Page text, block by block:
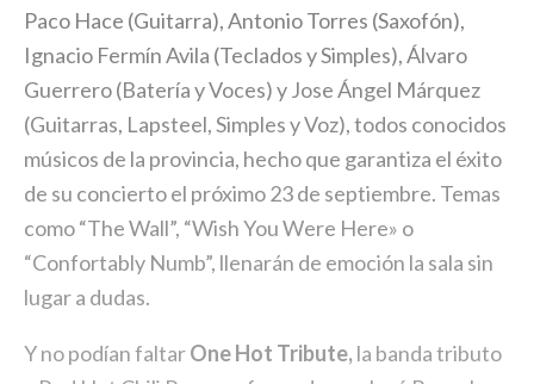
Paco Hace (Guitarra), Antonio Torres (Saxofón),
Ignacio Fermín Avila (Teclados y Simples), Álvaro
Guerrero (Batería y Voces) y Jose Ángel Márquez
(Guitarras, Lapsteel, Simples y Voz), todos conocidos
músicos de la provincia, hecho que garantiza el éxito
de su concierto el próximo 23 de septiembre. Temas
como “The Wall”, “Wish You Were Here» o
“Confortably Numb”, llenarán de emoción la sala sin
lugar a dudas.
Y no podían faltarOne Hot Tribute,la banda tributo